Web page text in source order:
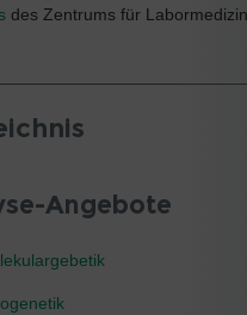
des Zentrums für
Angebote